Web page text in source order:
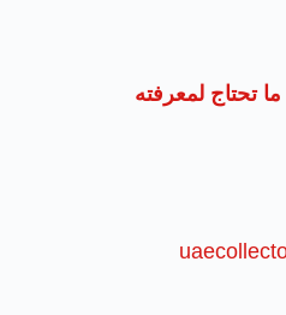
تحتاج لمعرفته